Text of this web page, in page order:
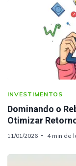
INVESTIMENTOS
Dominando o
Otimizar
11/01/2026 4 min de